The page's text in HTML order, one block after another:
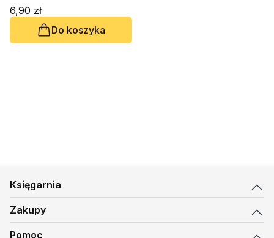
6,90 zł
Do koszyka
Księgarnia
Zakupy
Pomoc